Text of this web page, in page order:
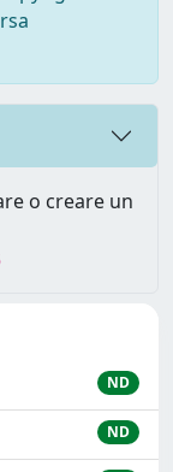
o creare un
ND
ND